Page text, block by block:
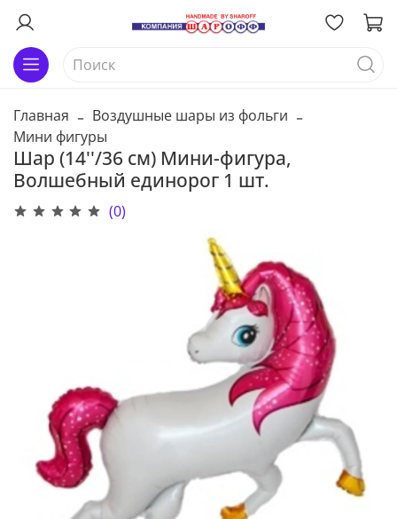
Главная
Воздушные шары из фольги
Мини фигуры
Шар (14''/36 см) Мини-фигура,
Волшебный единорог 1 шт.
(0)